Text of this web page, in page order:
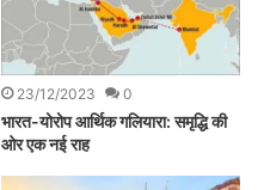
23/12/2023 0
भारत-योरोप आर्थिक गलियारा: समृद्धि की
ओर एक नई राह